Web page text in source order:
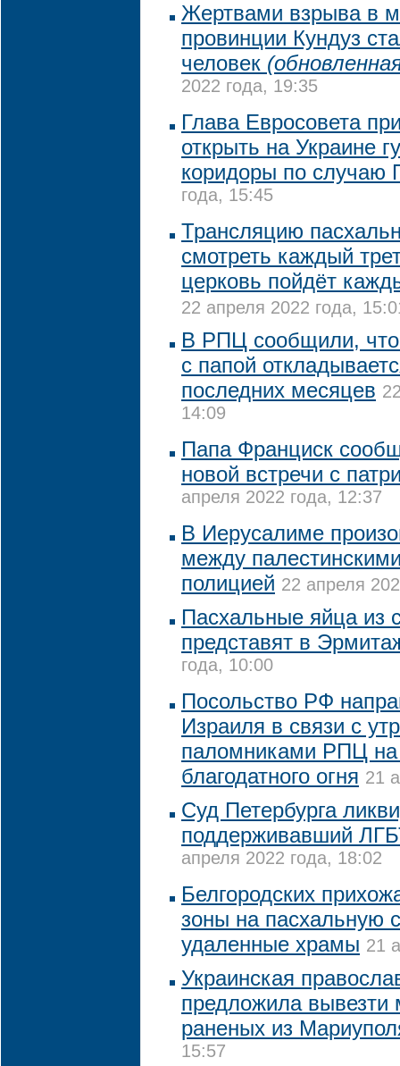
Жертвами взрыва в
провинции Кундуз
человек
2022 года, 19:35
Глава Евросовета
открыть на Украине
коридоры по случаю
года, 15:45
Трансляцию
смотреть каждый
церковь пойдёт
22 апреля 2022 года,
В РПЦ сообщили, что
с папой
последних месяцев
14:09
Папа Франциск
новой встречи с
апреля 2022 года, 12:37
В Иерусалиме
между
полицией 22 апреля
Пасхальные яйца из
представят в
года, 10:00
Посольство РФ
Израиля в связи с
паломниками РПЦ на
благодатного огня 21
Суд Петербурга
поддерживавший
апреля 2022 года, 18:02
Белгородских
зоны на пасхальную
удаленные храмы 21
Украинская
предложила вывезти
раненых из
15:57